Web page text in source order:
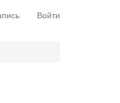
Войти